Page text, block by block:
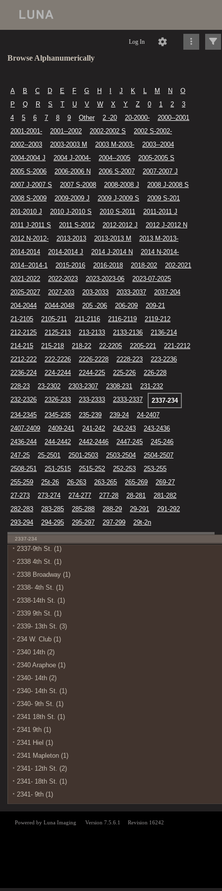
Log In
Browse Alphanumerically
A B C D E F G H J K L M N
O
P
Q R S T U V W X Y Z 0 1 2
3
4
5 6 7 8 9 Other 2 -20 20-2000-
2000--2001
2001-2001-
2001--2002 2002-2002 S
2002 S-2002-
2002--2003
2003-2003 M 2003 M-2003-
2003--2004
2004-2004 J
2004 J-2004- 2004--2005
2005-2005 S
2005 S-2006
2006-2006 N 2006 S-2007
2007-2007 J
2007 J-2007 S
2007 S-2008 2008-2008 J
2008 J-2008 S
2008 S-2009
2009-2009 J 2009 J-2009 S
2009 S-201
201-2010 J
2010 J-2010 S 2010 S-2011
2011-2011 J
2011 J-2011 S
2011 S-2012 2012-2012 J
2012 J-2012 N
2012 N-2012-
2013-2013 2013-2013 M
2013 M-2013-
2014-2014
2014-2014 J 2014 J-2014 N
2014 N-2014-
2014--2014-1
2015-2016 2016-2018 2018-202
202-2021
2021-2022
2022-2023 2023-2023-06
2023-07-2025
2025-2027
2027-203 203-2033 2033-2037
2037-204
204-2044
2044-2048 205 -206 206-209
209-21
21-2105
2105-211 211-2116 2116-2119
2119-212
212-2125
2125-213 213-2133 2133-2136
2136-214
214-215
215-218 218-22 22-2205 2205-221
221-2212
2212-222
222-2226 2226-2228 2228-223
223-2236
2236-224
224-2244 2244-225 225-226
226-228
228-23
23-2302 2303-2307 2308-231
231-232
232-2326
2326-233 233-2333 2333-2337
2337-234
234-2345
2345-235 235-239 239-24
24-2407
2407-2409
2409-241 241-242 242-243
243-2436
2436-244
244-2442 2442-2446 2447-245
245-246
247-25
25-2501 2501-2503 2503-2504
2504-2507
2508-251
251-2515 2515-252 252-253
253-255
255-259
25t-26 26-263 263-265 265-269
269-27
27-273
273-274 274-277 277-28 28-281
281-282
282-283
283-285 285-288 288-29 29-291
291-292
293-294
294-295 295-297 297-299 29t-2n
2337-234
2337-9th St. (1)
2338 4th St. (1)
2338 Broadway (1)
2338- 4th St. (1)
2338-14th St. (1)
2339 9th St. (1)
2339- 13th St. (3)
234 W. Club (1)
2340 14th (2)
2340 Araphoe (1)
2340- 14th (2)
2340- 14th St. (1)
2340- 9th St. (1)
2341 18th St. (1)
2341 9th (1)
2341 Hiel (1)
2341 Mapleton (1)
2341- 12th St. (2)
2341- 18th St. (1)
2341- 9th (1)